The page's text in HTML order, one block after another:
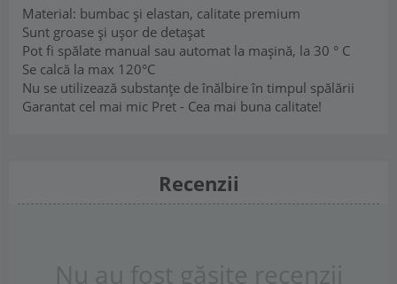
Material: bumbac și elastan, calitate premium
Sunt groase și ușor de detașat
Pot fi spălate manual sau automat la mașină, la 30 ° C
Se calcă la max 120°C
Nu se utilizează substanțe de înălbire în timpul spălării
Garantat cel mai mic Pret - Cea mai buna calitate!
Recenzii